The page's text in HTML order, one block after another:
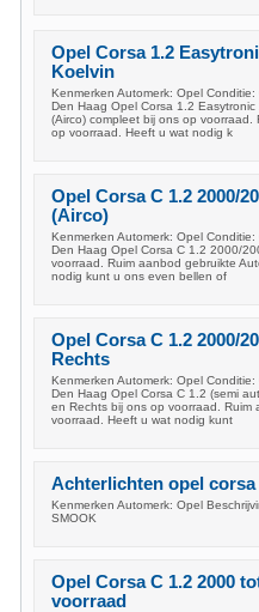
Opel Corsa 1.2
Koelvin
Kenmerken Automerk: Opel
Den Haag Opel Corsa 1.2
(Airco) compleet bij ons op
op voorraad. Heeft u wat nodig k
Opel Corsa C 1.2 2000/
(Airco)
Kenmerken Automerk: Opel
Den Haag Opel Corsa C 1.2 2000/
voorraad. Ruim aanbod gebruikte
nodig kunt u ons even bellen of
Opel Corsa C 1.2 2000/
Rechts
Kenmerken Automerk: Opel
Den Haag Opel Corsa C 1.2 (semi
en Rechts bij ons op voorraad.
voorraad. Heeft u wat nodig kunt
Achterlichten opel corsa
Kenmerken Automerk: Opel
SMOOK
Opel Corsa C 1.2 2000
voorraad